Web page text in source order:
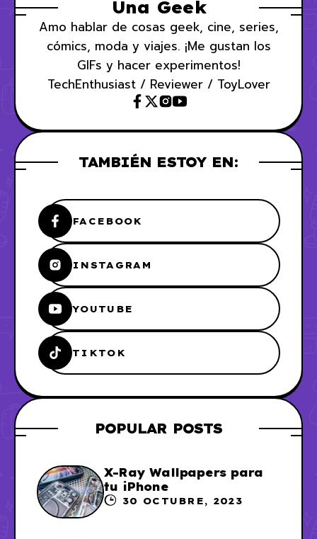
Una Geek
Amo hablar de cosas geek, cine, series,
cómics, moda y viajes. ¡Me gustan los
GIFs y hacer experimentos!
TechEnthusiast / Reviewer / ToyLover
TAMBIÉN ESTOY EN:
FACEBOOK
INSTAGRAM
YOUTUBE
TIKTOK
POPULAR POSTS
X-Ray Wallpapers para
tu iPhone
30 OCTUBRE, 2023